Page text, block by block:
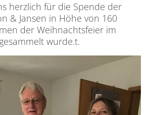
herzlich für die Spende der
& Jansen in Höhe von 160
der Weihnachtsfeier im
wurde.t.